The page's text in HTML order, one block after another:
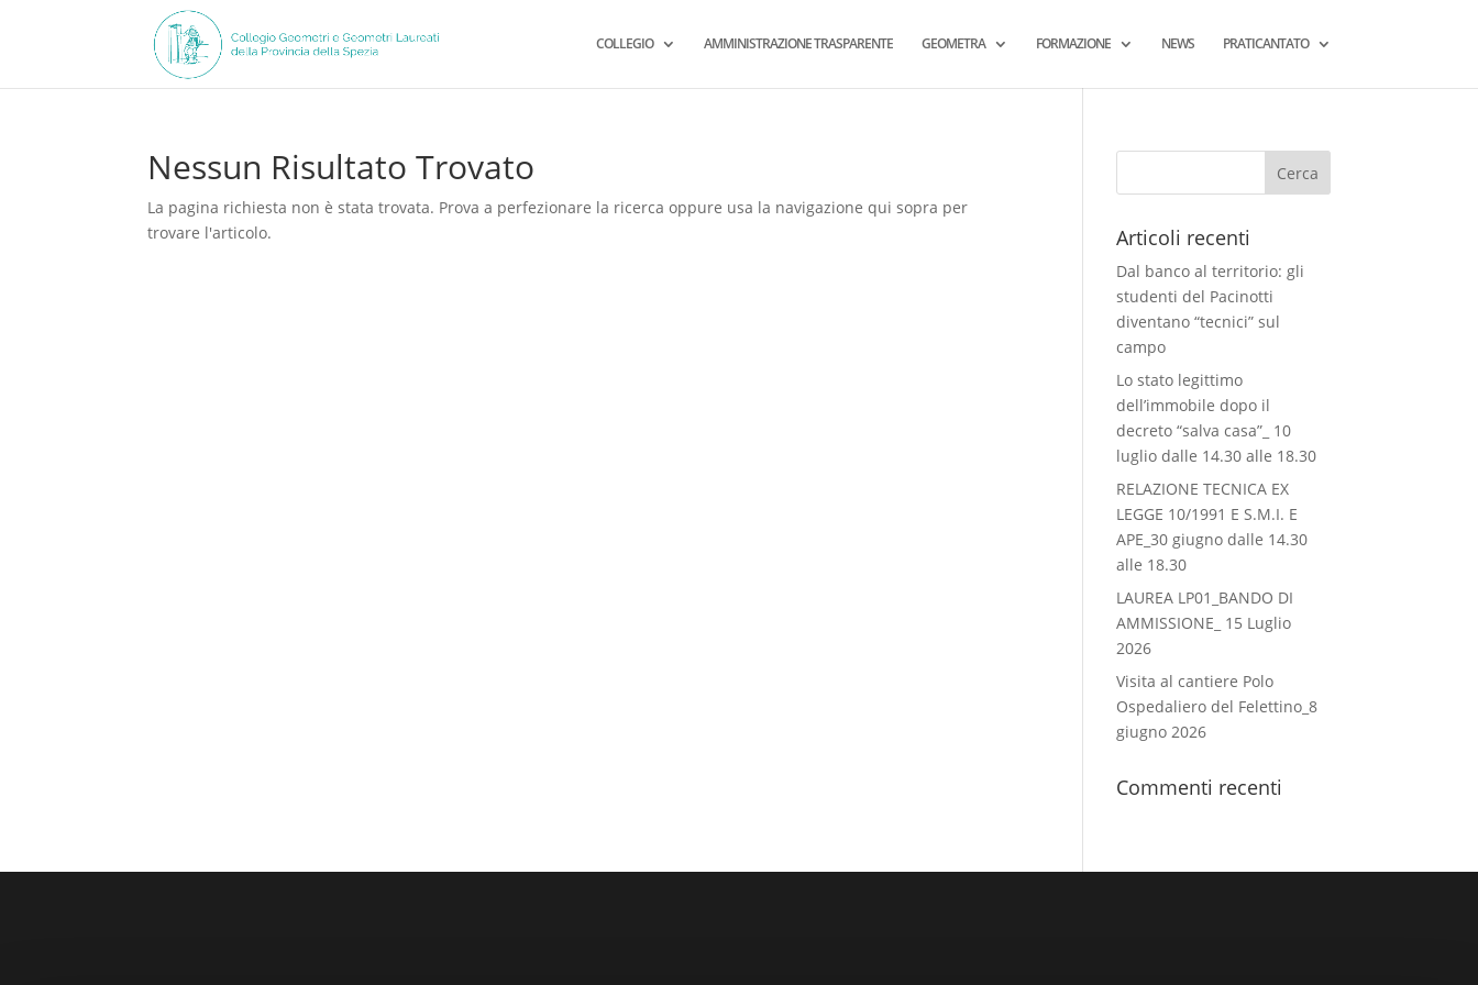
COLLEGIO AMMINISTRAZIONE TRASPARENTE GEOMETRA FORMAZIONE NEWS PRATICANTATO
Nessun Risultato Trovato
La pagina richiesta non è stata trovata. Prova a perfezionare la ricerca oppure usa la navigazione qui sopra per
trovare l'articolo.
Articoli recenti
Dal banco al territorio: gli
studenti del Pacinotti
diventano “tecnici” sul
campo
Lo stato legittimo
dell’immobile dopo il
decreto “salva casa”_ 10
luglio dalle 14.30 alle 18.30
RELAZIONE TECNICA EX
LEGGE 10/1991 E S.M.I. E
APE_30 giugno dalle 14.30
alle 18.30
LAUREA LP01_BANDO DI
AMMISSIONE_ 15 Luglio
2026
Visita al cantiere Polo
Ospedaliero del Felettino_8
giugno 2026
Commenti recenti